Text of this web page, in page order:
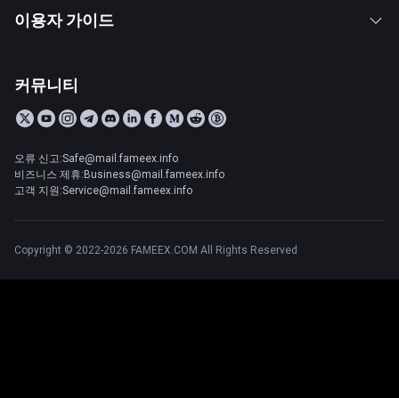
이용자 가이드
커뮤니티
오류 신고:Safe@mail.fameex.info
비즈니스 제휴:Business@mail.fameex.info
고객 지원:Service@mail.fameex.info
Copyright © 2022-2026 FAMEEX.COM All Rights Reserved